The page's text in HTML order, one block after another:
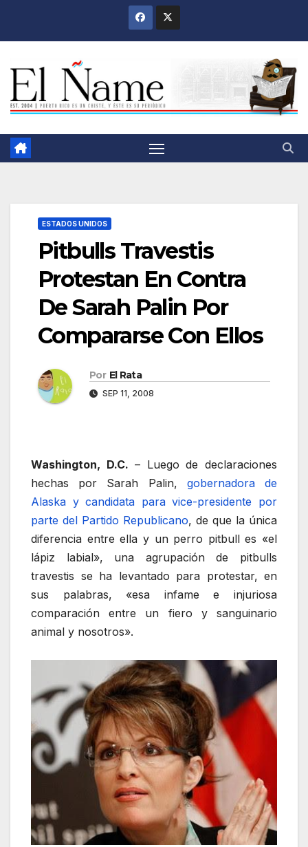
ESTADOS UNIDOS
Pitbulls Travestis
Protestan En Contra
De Sarah Palin Por
Compararse Con Ellos
Por El Rata
SEP 11, 2008
Washington, D.C. – Luego de declaraciones
hechas por Sarah Palin, gobernadora de
Alaska y candidata para vice-presidente por
parte del Partido Republicano, de que la única
diferencia entre ella y un perro pitbull es «el
lápiz labial», una agrupación de pitbulls
travestis se ha levantado para protestar, en
sus palabras, «esa infame e injuriosa
comparación entre un fiero y sanguinario
animal y nosotros».